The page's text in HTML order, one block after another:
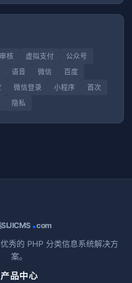
审核 虚拟支付
公众号
语音 微信
百度
微信登录 小程序
首次
隐私
.com
秀的 PHP 分类信息系统解决方
案。
产品中心